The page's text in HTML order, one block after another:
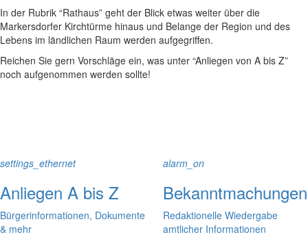
In der Rubrik “Rathaus” geht der Blick etwas weiter über die
Markersdorfer Kirchtürme hinaus und Belange der Region und des
Lebens im ländlichen Raum werden aufgegriffen.
Reichen Sie gern Vorschläge ein, was unter “Anliegen von A bis Z”
noch aufgenommen werden sollte!
settings_ethernet
Anliegen A bis Z
Bürgerinformationen, Dokumente
& mehr
alarm_on
Bekanntmachungen
Redaktionelle Wiedergabe
amtlicher Informationen